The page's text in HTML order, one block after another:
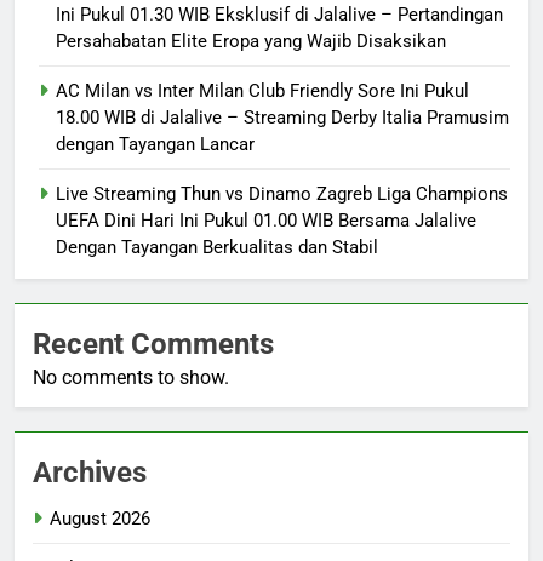
Ini Pukul 01.30 WIB Eksklusif di Jalalive – Pertandingan
Persahabatan Elite Eropa yang Wajib Disaksikan
AC Milan vs Inter Milan Club Friendly Sore Ini Pukul
18.00 WIB di Jalalive – Streaming Derby Italia Pramusim
dengan Tayangan Lancar
Live Streaming Thun vs Dinamo Zagreb Liga Champions
UEFA Dini Hari Ini Pukul 01.00 WIB Bersama Jalalive
Dengan Tayangan Berkualitas dan Stabil
Recent Comments
No comments to show.
Archives
August 2026